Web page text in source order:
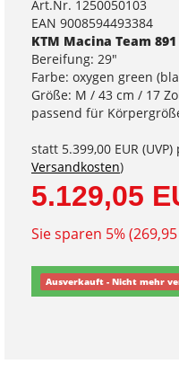
Art.Nr. 1250050103
EAN 9008594493384
KTM Macina Team 891
Bereifung: 29"
Farbe: oxygen green
Größe: M / 43 cm / 17
passend für
statt 5.399,00 EUR (UVP)
Versandkosten)
5.129,05
Sie sparen 5% (269,95
Ausverkauft - Nicht mehr